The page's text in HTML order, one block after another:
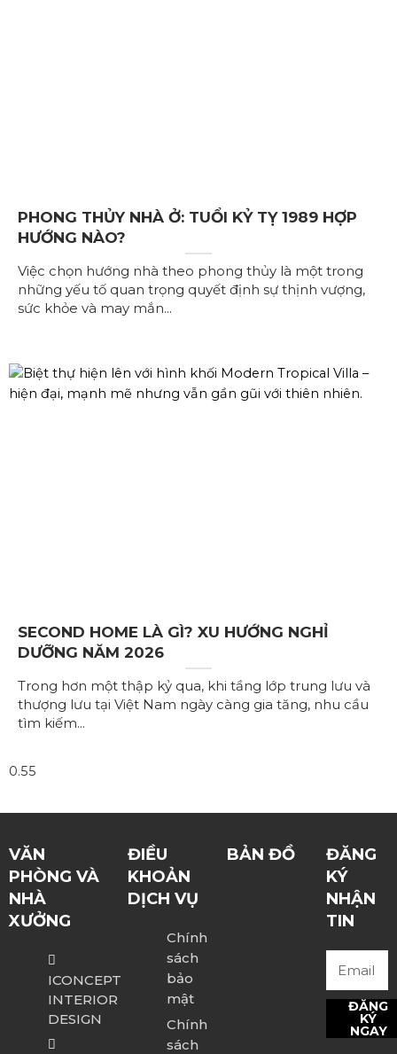
PHONG THỦY NHÀ Ở: TUỔI KỶ TỴ 1989 HỢP
HƯỚNG NÀO?
Việc chọn hướng nhà theo phong thủy là một trong
những yếu tố quan trọng quyết định sự thịnh vượng,
sức khỏe và may mắn
SECOND HOME LÀ GÌ? XU HƯỚNG NGHỈ
DƯỠNG NĂM 2026
Trong hơn một thập kỷ qua, khi tầng lớp trung lưu và
thượng lưu tại Việt Nam ngày càng gia tăng, nhu cầu
tìm kiếm
VĂN
PHÒNG VÀ
NHÀ
XƯỞNG
ICONCEPT
INTERIOR
DESIGN
ĐIỀU
KHOẢN
DỊCH VỤ
Chính
sách
bảo
mật
Chính
sách
BẢN ĐỒ
ĐĂNG
KÝ
NHẬN
TIN
ĐĂNG
KÝ
NGAY